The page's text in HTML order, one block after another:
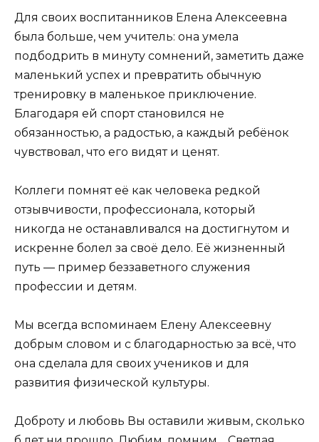
Для своих воспитанников Елена Алексеевна
была больше, чем учитель: она умела
подбодрить в минуту сомнений, заметить даже
маленький успех и превратить обычную
тренировку в маленькое приключение.
Благодаря ей спорт становился не
обязанностью, а радостью, а каждый ребёнок
чувствовал, что его видят и ценят.
Коллеги помнят её как человека редкой
отзывчивости, профессионала, который
никогда не останавливался на достигнутом и
искренне болел за своё дело. Её жизненный
путь — пример беззаветного служения
профессии и детям.
Мы всегда вспоминаем Елену Алексеевну
добрым словом и с благодарностью за всё, что
она сделала для своих учеников и для
развития физической культуры.
Доброту и любовь Вы оставили живым, сколько